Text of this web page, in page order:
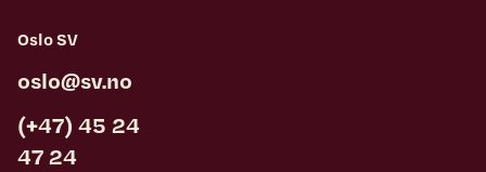
Oslo SV
oslo@sv.no
(+47) 45 24
47 24